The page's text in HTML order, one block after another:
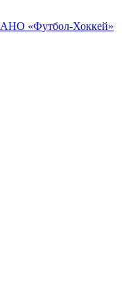
АНО «Футбол-Хоккей»